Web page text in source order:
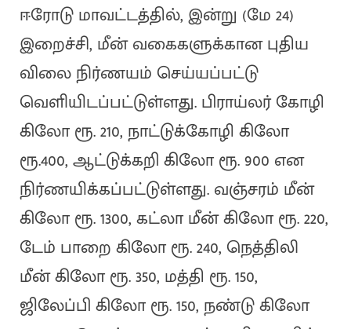
ஈரோடு மாவட்டத்தில், இன்று (மே 24)
இறைச்சி, மீன் வகைகளுக்கான புதிய
விலை நிர்ணயம் செய்யப்பட்டு
வெளியிடப்பட்டுள்ளது. பிராய்லர் கோழி
கிலோ ரூ. 210, நாட்டுக்கோழி கிலோ
ரூ.400, ஆட்டுக்கறி கிலோ ரூ. 900 என
நிர்ணயிக்கப்பட்டுள்ளது. வஞ்சரம் மீன்
கிலோ ரூ. 1300, கட்லா மீன் கிலோ ரூ. 220,
டேம் பாறை கிலோ ரூ. 240, நெத்திலி
மீன் கிலோ ரூ. 350, மத்தி ரூ. 150,
ஜிலேப்பி கிலோ ரூ. 150, நண்டு கிலோ